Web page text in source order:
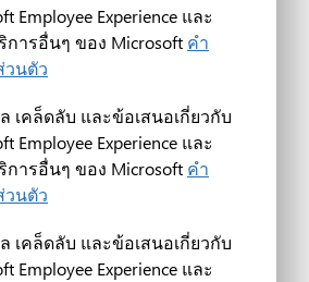
Employee Experience และ
ารอื่นๆ ของ Microsoft คำ
วนตัว
เคล็ดลับ และข้อเสนอเกี่ยวกับ
Employee Experience และ
ารอื่นๆ ของ Microsoft คำ
วนตัว
เคล็ดลับ และข้อเสนอเกี่ยวกับ
Employee Experience และ